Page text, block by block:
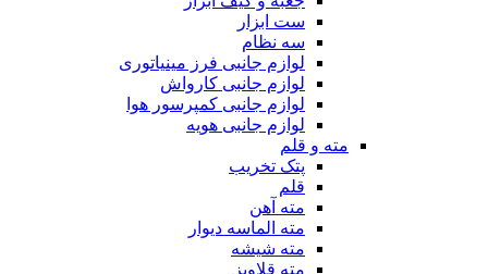
ست ابزار
سه نظام
لوازم جانبی فرز مینیاتوری
لوازم جانبی کارواش
لوازم جانبی کمپرسور هوا
لوازم جانبی هویه
مته و قلم
پتک تخریب
قلم
مته آهن
مته الماسه دیوار
مته شیشه
مته قلاویز